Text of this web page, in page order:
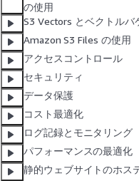
の使用
S3 Vectors とベクトルバ
Amazon S3 Files の使用
アクセスコントロール
セキュリティ
データ保護
コスト最適化
ログ記録とモニタリング
パフォーマンスの最適化
静的ウェブサイトのホス